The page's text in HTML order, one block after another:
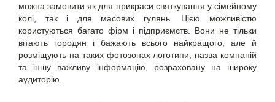
можна замовити як для прикраси святкування у сімейному
колі, так і для масових гулянь. Цією можливістю
користуються багато фірм і підприємств. Вони не тільки
вітають городян і бажають всього найкращого, але й
розміщують на таких фотозонах логотипи, назва компаній
та іншу важливу інформацію, розраховану на широку
аудиторію.